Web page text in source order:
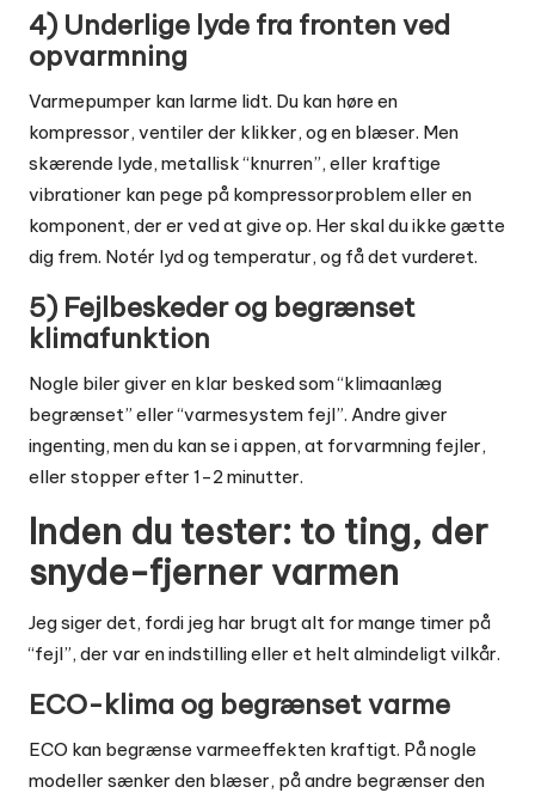
4) Underlige lyde fra fronten ved
opvarmning
Varmepumper kan larme lidt. Du kan høre en
kompressor, ventiler der klikker, og en blæser. Men
skærende lyde, metallisk “knurren”, eller kraftige
vibrationer kan pege på kompressorproblem eller en
komponent, der er ved at give op. Her skal du ikke gætte
dig frem. Notér lyd og temperatur, og få det vurderet.
5) Fejlbeskeder og begrænset
klimafunktion
Nogle biler giver en klar besked som “klimaanlæg
begrænset” eller “varmesystem fejl”. Andre giver
ingenting, men du kan se i appen, at forvarmning fejler,
eller stopper efter 1-2 minutter.
Inden du tester: to ting, der
snyde-fjerner varmen
Jeg siger det, fordi jeg har brugt alt for mange timer på
“fejl”, der var en indstilling eller et helt almindeligt vilkår.
ECO-klima og begrænset varme
ECO kan begrænse varmeeffekten kraftigt. På nogle
modeller sænker den blæser, på andre begrænser den